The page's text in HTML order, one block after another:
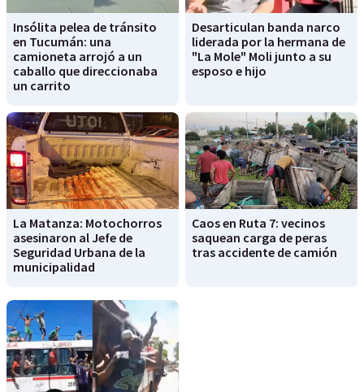
Insólita pelea de tránsito
en Tucumán: una
camioneta arrojó a un
caballo que direccionaba
un carrito
Desarticulan banda narco
liderada por la hermana de
"La Mole" Moli junto a su
esposo e hijo
La Matanza: Motochorros
asesinaron al Jefe de
Seguridad Urbana de la
municipalidad
Caos en Ruta 7: vecinos
saquean carga de peras
tras accidente de camión